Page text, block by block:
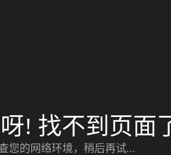
! 找不到页面
您的网络环境，稍后再试...